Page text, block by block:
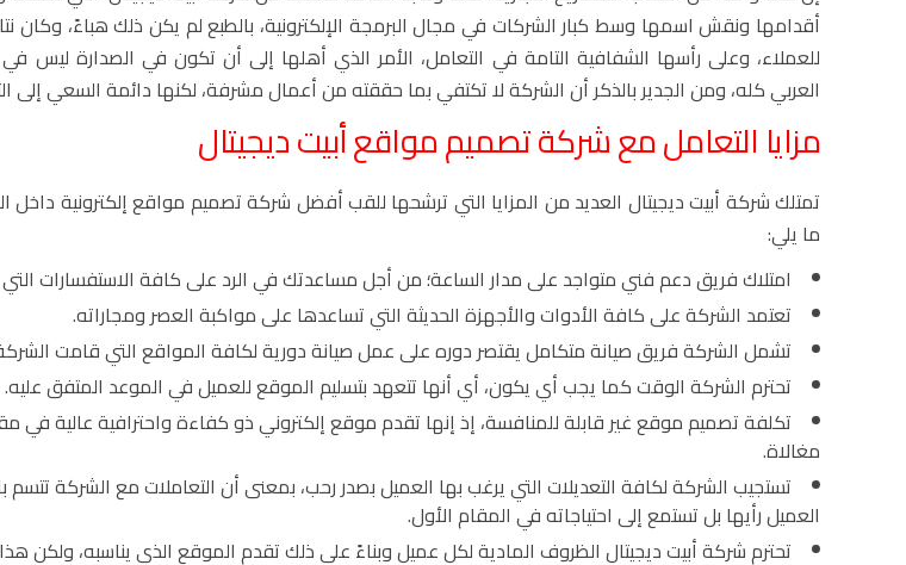
أقدامها ونقش اسمها وسط كبار الشركات في مجال البرمجة الإلكترونية، بالطبع لم يكن ذلك هباءً، وكان
للعملاء، وعلى رأسها الشفافية التامة في التعامل، الأمر الذي أهلها إلى أن تكون في الصدارة
العربي كله، ومن الجدير بالذكر أن الشركة لا تكتفي بما حققته من أعمال مشرفة، لكنها دائمة السعي إلى
مزايا التعامل معشركة تصميم مواقعأبيت ديجيتال
تمتلك شركة أبيت ديجيتال العديد من المزايا التي ترشحها للقب أفضل شركة تصميم مواقعإلكترونية داخل
ما يلي:
امتلاك فريق دعم فني متواجد على مدار الساعة؛ من أجل مساعدتك في الرد على كافة الاستفسارات
تعتمد الشركة على كافة الأدوات والأجهزة الحديثة التي تساعدها على مواكبة العصر ومجاراته.
تشمل الشركة فريق صيانة متكامل يقتصر دوره على عمل صيانة دورية لكافة المواقع التي قامت
تحترم الشركة الوقت كما يجب أي يكون، أي أنها تتعهد بتسليم الموقع للعميل في الموعد المتفق عليه.
تكلفة تصميم موقع غير قابلة للمنافسة، إذ إنها تقدم موقع إلكتروني ذو كفاءة واحترافية عالية
مغالاة.
تستجيب الشركة لكافة التعديلات التي يرغب بها العميل بصدر رحب، بمعنى أن التعاملات مع الشركة
العميل رأيها بل تستمع إلى احتياجاته في المقام الأول.
تحترم شركة أبيت ديجيتال الظروف المادية لكل عميل وبناءً على ذلك تقدم الموقع الذي يناسبه، ولكن